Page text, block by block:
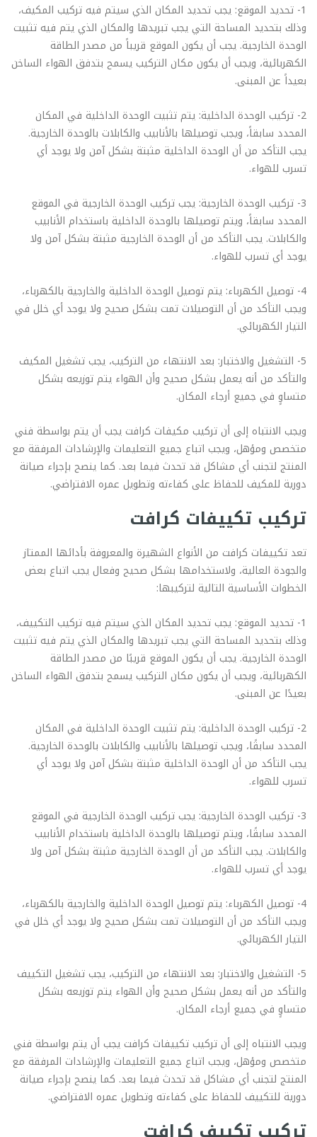
1- تحديد الموقع: يجب تحديد المكان الذي سيتم فيه تركيب المكيف،
وذلك بتحديد المساحة التي يجب تبريدها والمكان الذي يتم فيه تثبيت
الوحدة الخارجية. يجب أن يكون الموقع قريباً من مصدر الطاقة
الكهربائية، ويجب أن يكون مكان التركيب يسمح بتدفق الهواء الساخن
بعيداً عن المبنى.
2- تركيب الوحدة الداخلية: يتم تثبيت الوحدة الداخلية في المكان
المحدد سابقاً، ويجب توصيلها بالأنابيب والكابلات بالوحدة الخارجية.
يجب التأكد من أن الوحدة الداخلية مثبتة بشكل آمن ولا يوجد أي
تسرب للهواء.
3- تركيب الوحدة الخارجية: يجب تركيب الوحدة الخارجية في الموقع
المحدد سابقاً، ويتم توصيلها بالوحدة الداخلية باستخدام الأنابيب
والكابلات. يجب التأكد من أن الوحدة الخارجية مثبتة بشكل آمن ولا
يوجد أي تسرب للهواء.
4- توصيل الكهرباء: يتم توصيل الوحدة الداخلية والخارجية بالكهرباء،
ويجب التأكد من أن التوصيلات تمت بشكل صحيح ولا يوجد أي خلل في
التيار الكهربائي.
5- التشغيل والاختبار: بعد الانتهاء من التركيب، يجب تشغيل المكيف
والتأكد من أنه يعمل بشكل صحيح وأن الهواء يتم توزيعه بشكل
متساوٍ في جميع أرجاء المكان.
ويجب الانتباه إلى أن تركيب مكيفات كرافت يجب أن يتم بواسطة فني
متخصص ومؤهل، ويجب اتباع جميع التعليمات والإرشادات المرفقة مع
المنتج لتجنب أي مشاكل قد تحدث فيما بعد. كما ينصح بإجراء صيانة
دورية للمكيف للحفاظ على كفاءته وتطويل عمره الافتراضي.
تركيب تكييفات كرافت
تعد تكييفات كرافت من الأنواع الشهيرة والمعروفة بأدائها الممتاز
والجودة العالية، ولاستخدامها بشكل صحيح وفعال يجب اتباع بعض
الخطوات الأساسية التالية لتركيبها:
1- تحديد الموقع: يجب تحديد المكان الذي سيتم فيه تركيب التكييف،
وذلك بتحديد المساحة التي يجب تبريدها والمكان الذي يتم فيه تثبيت
الوحدة الخارجية. يجب أن يكون الموقع قريبًا من مصدر الطاقة
الكهربائية، ويجب أن يكون مكان التركيب يسمح بتدفق الهواء الساخن
بعيدًا عن المبنى.
2- تركيب الوحدة الداخلية: يتم تثبيت الوحدة الداخلية في المكان
المحدد سابقًا، ويجب توصيلها بالأنابيب والكابلات بالوحدة الخارجية.
يجب التأكد من أن الوحدة الداخلية مثبتة بشكل آمن ولا يوجد أي
تسرب للهواء.
3- تركيب الوحدة الخارجية: يجب تركيب الوحدة الخارجية في الموقع
المحدد سابقًا، ويتم توصيلها بالوحدة الداخلية باستخدام الأنابيب
والكابلات. يجب التأكد من أن الوحدة الخارجية مثبتة بشكل آمن ولا
يوجد أي تسرب للهواء.
4- توصيل الكهرباء: يتم توصيل الوحدة الداخلية والخارجية بالكهرباء،
ويجب التأكد من أن التوصيلات تمت بشكل صحيح ولا يوجد أي خلل في
التيار الكهربائي.
5- التشغيل والاختبار: بعد الانتهاء من التركيب، يجب تشغيل التكييف
والتأكد من أنه يعمل بشكل صحيح وأن الهواء يتم توزيعه بشكل
متساوٍ في جميع أرجاء المكان.
ويجب الانتباه إلى أن تركيب تكييفات كرافت يجب أن يتم بواسطة فني
متخصص ومؤهل، ويجب اتباع جميع التعليمات والإرشادات المرفقة مع
المنتج لتجنب أي مشاكل قد تحدث فيما بعد. كما ينصح بإجراء صيانة
دورية للتكييف للحفاظ على كفاءته وتطويل عمره الافتراضي.